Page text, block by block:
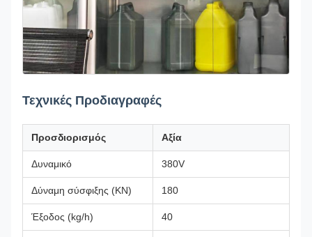
Τεχνικές Προδιαγραφές
Προσδιορισμός Αξία
Δυναμικό 380V
Δύναμη σύσφιξης (KN) 180
Έξοδος (kg/h) 40